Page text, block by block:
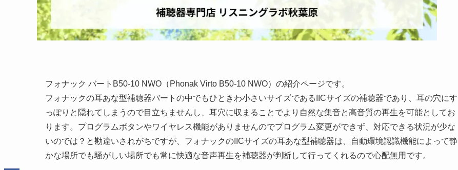
フォナック バートB50-10 NWO（Phonak Virto B50-10 NWO）の紹介ページです。
フォナックの耳あな型補聴器バートの中でもひときわ小さいサイズであるIICサイズの補聴器であり、耳の穴にす
っぽりと隠れてしまうので目立ちませんし、耳穴に収まることでより自然な集音と高音質の再生を可能としてお
ります。プログラムボタンやワイヤレス機能がありませんのでプログラム変更ができず、対応できる状況が少な
いのでは？と勘違いされがちですが、フォナックのIICサイズの耳あな型補聴器は、自動環境認識機能によって静
かな場所でも騒がしい場所でも常に快適な音声再生を補聴器が判断して行ってくれるので心配無用です。